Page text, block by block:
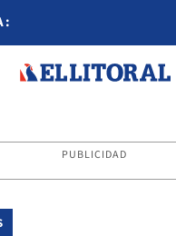
PUBLICIDAD